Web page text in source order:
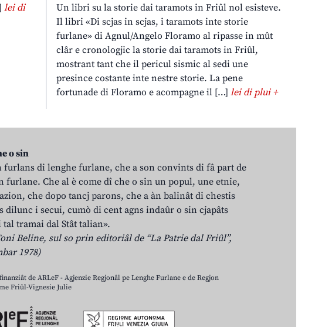
lei di
Un libri su la storie dai taramots in Friûl nol esisteve.
Il libri «Di scjas in scjas, i taramots inte storie
furlane» di Agnul/Angelo Floramo al ripasse in mût
clâr e cronologjic la storie dai taramots in Friûl,
mostrant tant che il pericul sismic al sedi une
presince costante inte nestre storie. La pene
fortunade di Floramo e acompagne il […]lei di plui +
o sin
furlans di lenghe furlane, che a son convints di fâ part de
furlane. Che al è come dî che o sin un popul, une etnie,
che dopo tancj parons, che a àn balinât di chestis
dilunc i secui, cumò di cent agns indaûr o sin cjapâts
tramai dal Stât talian».
Beline, sul so prin editoriâl de “La Patrie dal Friûl”,
1978)
de ARLeF - Agjenzie Regjonâl pe Lenghe Furlane e de Regjon
Friûl-Vignesie Julie